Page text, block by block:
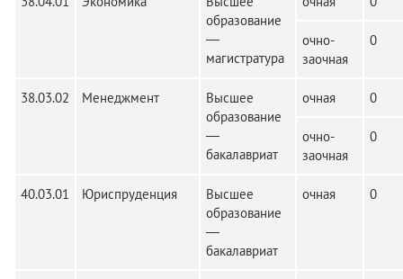
образование
—
магистратура
очно-
заочная
0
38.03.02 Менеджмент
Высшее
образование
—
бакалавриат
очная 0
очно-
заочная
0
40.03.01 Юриспруденция
Высшее
образование
—
бакалавриат
очная 0